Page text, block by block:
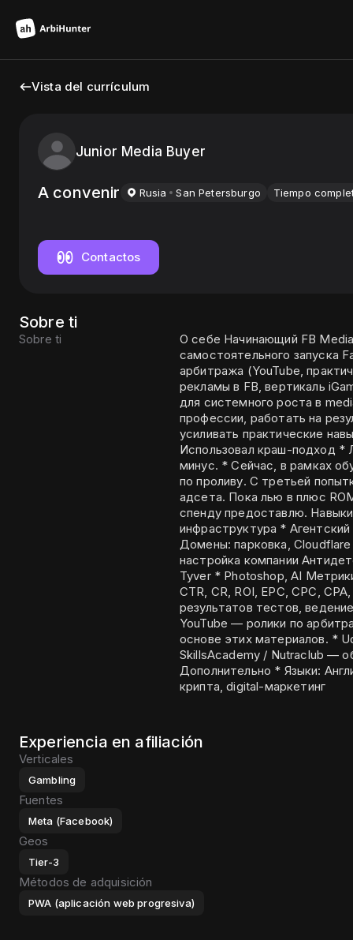
Vista del currículum
Junior Media Buyer
A convenir Rusia San Petersburgo Tiempo
Contactos
Sobre ti
Sobre ti
О себе Начинающий FB
самостоятельного запуска
арбитража (YouTube,
рекламы в FB, вертикаль
для системного роста в
профессии, работать на
усиливать практические навыки. Практический опыт (первый
Использовал краш-подход *
минус. * Сейчас, в рамках обучения по нутре есть положительный результат
по проливу. С третьей
адсета. Пока лью в плюс
спенду предоставлю. Навыки и инструменты Рекламный кабинет и
инфраструктура *
Домены: парковка,
настройка компании
Tyver * Photoshop, AI
CTR, CR, ROI, EPC, CPC,
результатов тестов, ведение
YouTube — ролики по
основе этих материалов. *
SkillsAcademy / Nutraclub —
Дополнительно * Языки:
крипта, digital-маркетинг
Experiencia en afiliación
Verticales
Gambling
Fuentes
Meta (Facebook)
Geos
Tier-3
Métodos de adquisición
PWA (aplicación web progresiva)